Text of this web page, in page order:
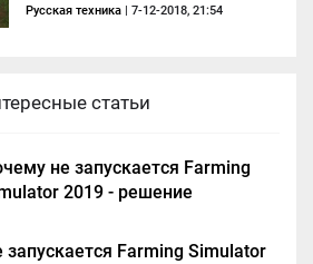
Русская техника | 7-12-2018, 21:54
статьи
не запускается Farming
2019 - решение
запускается Farming Simulator